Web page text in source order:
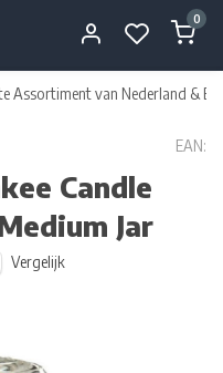
0
Assortiment van Nederland &
EAN:
Candle
Jar
Vergelijk